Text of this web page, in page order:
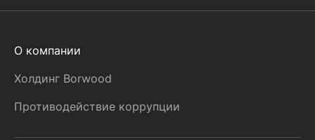
О компании
Холдинг Borwood
Противодействие коррупции